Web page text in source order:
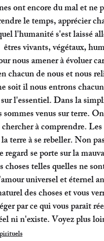
ont encore du mal et
le temps, apprécier
l'humanité s'est laissé
êtres vivants, végétaux,
nous amener à évoluer
chacun de nous et nous
soit il nous entrons
l'essentiel. Dans la
venus sur terre.
à comprendre.
terre à se rebeller. Non
regard se porte sur la
choses telles quelles ne
universel et éternel
des choses et vous
par ce qui vous paraît
ni n'existe. Voyez plus